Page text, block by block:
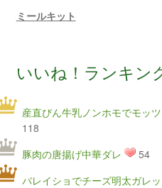
ミールキット
いいね！ランキン
産直びん牛乳ノンホモでモッ
118
豚肉の唐揚げ中華ダレ
54
バレイショでチーズ明太ガレッ